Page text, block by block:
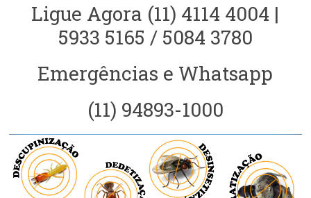
Ligue Agora (11) 4114 4004 |
5933 5165 / 5084 3780
Emergências e Whatsapp
(11) 94893-1000